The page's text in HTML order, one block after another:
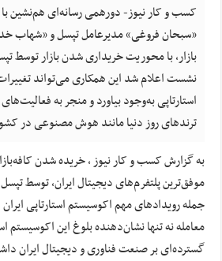
کسب و کار نیوز- دورهمی رسانه‌ای هم‌نشین
«سبحان فروغی» مدیرعامل تپسل و «شهاب
بازار، با محوریت خریداری شدن بازار توسط
نشست اعلام شد این همکاری می‌تواند
استارتاپی به‌وجود بیاورد و منجر به
ترندهای روز دنیا مانند هوش مصنوعی در
به گزارش کسب و کار نیوز ، خریده شدن
موفق‌ترین پلتفرم‌های دیجیتال ایران، توسط
جمله رویدادهای مهم اکوسیستم استارتاپی
معامله نه تنها نشان‌دهنده بلوغ این اکوسیستم
گسترده‌ای بر صنعت فناوری و دیجیتال ایران